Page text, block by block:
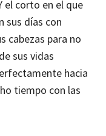
el corto en el que
sus días con
cabezas para no
sus vidas
hacia
tiempo con las